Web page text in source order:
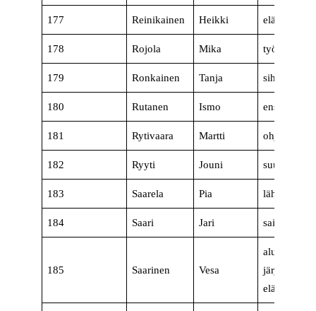
177 Reinikainen Heikki
178 Rojola Mika
179 Ronkainen Tanja sihteeri
180 Rutanen Ismo ensihoitaja
181 Rytivaara Martti
182 Ryyti Jouni
183 Saarela Pia lähihoitaja
184 Saari Jari
185 Saarinen Vesa
alue- ja
eläkeläinen